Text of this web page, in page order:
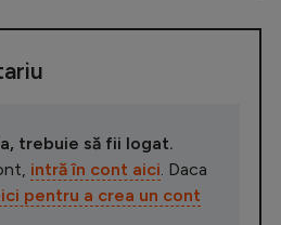
trebuie să fii logat.
intră în cont aici . Daca
pentru a crea un cont